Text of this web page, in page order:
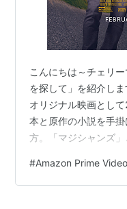
こんにちは～チェリ
を探して」を紹介し
オリジナル映画とし
本と原作の小説を手
方。「マジシャンズ
スはルーザー」の監
作で長編映画監督は
#Amazon Prime Video